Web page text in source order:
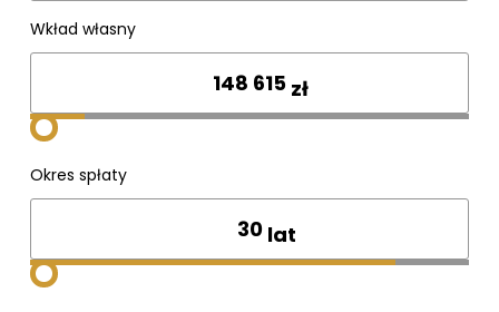
Wkład własny
zł
Okres spłaty
lat